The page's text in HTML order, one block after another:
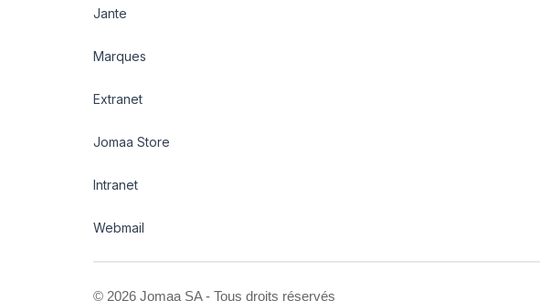
Jante
Marques
Extranet
Jomaa Store
Intranet
Webmail
© 2026 Jomaa SA - Tous droits réservés